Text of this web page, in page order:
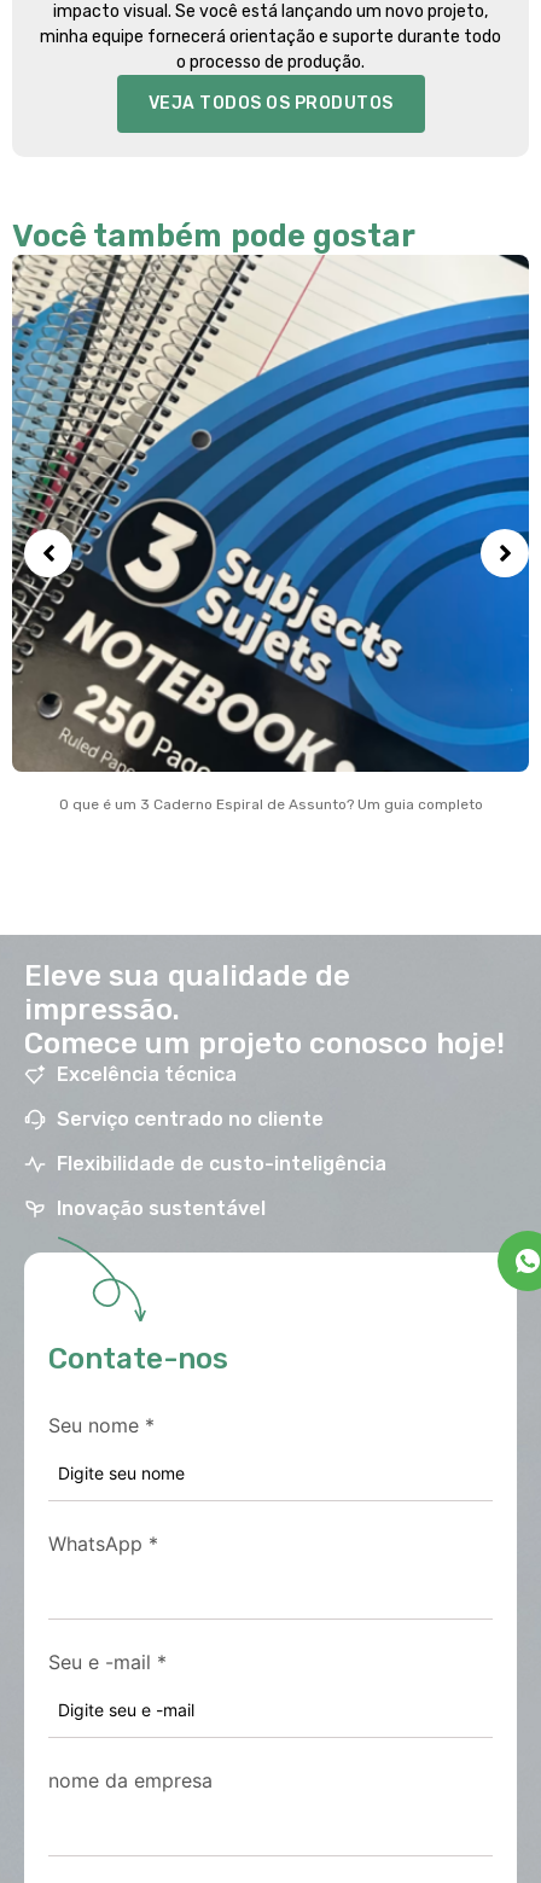
impacto visual. Se você está lançando um novo projeto,
minha equipe fornecerá orientação e suporte durante todo
o processo de produção.
VEJA TODOS OS PRODUTOS
Você também pode gostar
O que é um 3 Caderno Espiral de Assunto? Um guia completo
Eleve sua qualidade de
impressão.
Comece um projeto conosco hoje!
Excelência técnica
Serviço centrado no cliente
Flexibilidade de custo-inteligência
Inovação sustentável
Contate-nos
Seu nome *
WhatsApp *
Seu e -mail *
nome da empresa